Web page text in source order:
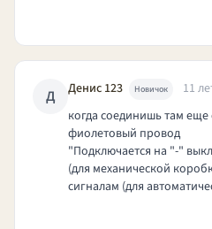
Д Денис 123 Новичок
11
когда соединишь там
фиолетовый провод
"Подключается на "-"
(для механической
сигналам (для